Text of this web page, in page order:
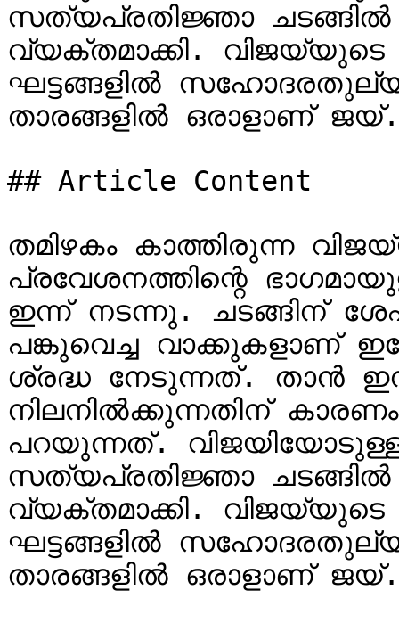
സത്യപ്രതിജ്ഞാ ചടങ്ങിൽ
വ്യക്തമാക്കി. വിജയ്‌യുടെ കരിയറിലെ നിർണായക
ഘട്ടങ്ങളിൽ
താരങ്ങളിൽ ഒരാളാണ് ജയ്.
## Article Content
തമിഴകം കാത്തിരുന്ന വിജയ്‌യുടെ രാഷ്ട്രീയ
പ്രവേശനത്തിന്റെ
ഇന്ന് നടന്നു. ചടങ്ങിന് ശേഷം
പങ്കുവെച്ച വാക്കുകളാണ്
ശ്രദ്ധ നേടുന്നത്. താൻ
നിലനിൽക്കുന്നതിന്
പറയുന്നത്. വിജയിയോടുള്ള
സത്യപ്രതിജ്ഞാ ചടങ്ങിൽ
വ്യക്തമാക്കി. വിജയ്‌യുടെ കരിയറിലെ നിർണായക
ഘട്ടങ്ങളിൽ
താരങ്ങളിൽ ഒരാളാണ് ജയ്.